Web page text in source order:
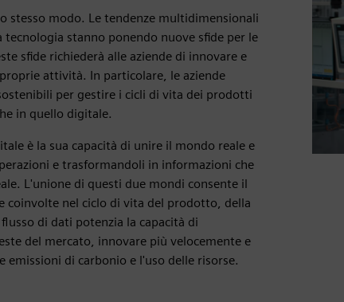
stesso modo. Le tendenze multidimensionali
stanno ponendo nuove sfide per le
sfide richiederà alle aziende di innovare e
attività. In particolare, le aziende
per gestire i cicli di vita dei prodotti
in quello digitale.
è la sua capacità di unire il mondo reale e
e trasformandoli in informazioni che
L'unione di questi due mondi consente il
nel ciclo di vita del prodotto, della
di dati potenzia la capacità di
del mercato, innovare più velocemente e
di carbonio e l'uso delle risorse.